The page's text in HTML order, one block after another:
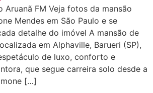
Aruanã FM Veja fotos da mansão
Mendes em São Paulo e se
detalhe do imóvel A mansão de
em Alphaville, Barueri (SP),
de luxo, conforto e
que segue carreira solo desde a
[…]